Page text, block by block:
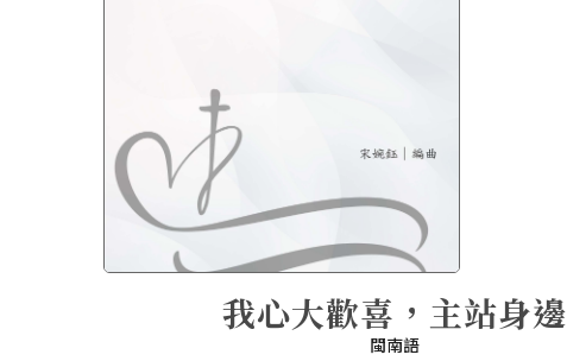
我心大歡喜，主站身邊
閩南語